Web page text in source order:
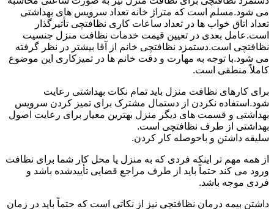
می شود.مسلم است که متراژ خانه تعداد سرویس های بهداشتی
تعداد اتاق خواب ها در تعداد ساعات کاری نظافتچی تأثیرگذار
است.عامل بعدی در تعیین قیمت خدمات نظافت منزل جنسیت
نظافتچی است.دستمزد نظافتچی خانم از آقا بیشتر در نظر گرفته
می شود.با توجه به مهارت و دقت خانم ها در تمیزکاری این موضوع
کاملاً منطقی است.
برای کارهای نظافت منزل باید تمام نکات بهداشتی رعایت
شود.استفاده نکردن از دستمال مشترک برای تمیز کردن سرویس
بهداشتی و قسمت های دیگر منزل بهترین معیار برای رعایت اصول
بهداشتی از طرف نظافتچی است.
سلیقه داشتن و باحوصله کار کردن.
از همه مهم تر اینکه فردی که به منزل یا محل کار شما برای نظافت
ورود می کند حتماً باید از طرف مراجع قضایی تأییدشده باشد و
فردی موجه باشد.
داشتن بیمه درمان نظافتچی نیز از نکاتی است که حتماً باید در زمان